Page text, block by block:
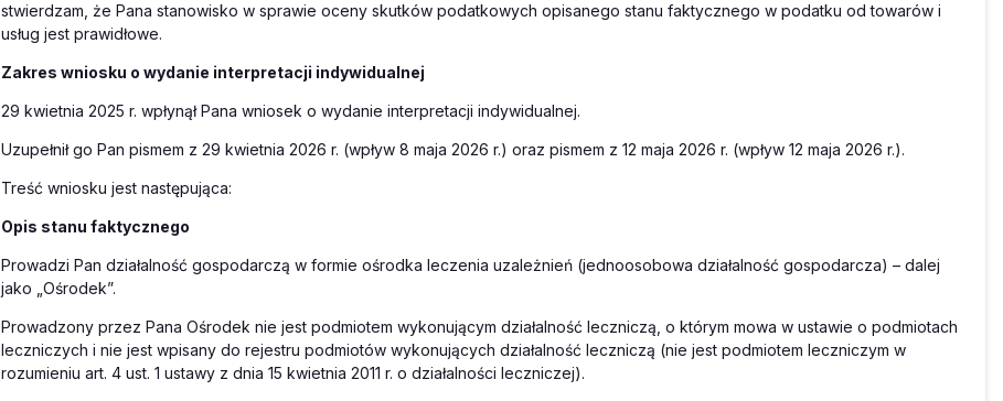
stwierdzam, że Pana stanowisko w sprawie oceny skutków podatkowych opisanego stanu faktycznego w podatku od towarów i
usług jest prawidłowe.
Zakres wniosku o wydanie interpretacji indywidualnej
29 kwietnia 2025 r. wpłynął Pana wniosek o wydanie interpretacji indywidualnej.
Uzupełnił go Pan pismem z 29 kwietnia 2026 r. (wpływ 8 maja 2026 r.) oraz pismem z 12 maja 2026 r. (wpływ 12 maja 2026 r.).
Treść wniosku jest następująca:
Opis stanu faktycznego
Prowadzi Pan działalność gospodarczą w formie ośrodka leczenia uzależnień (jednoosobowa działalność gospodarcza) – dalej
jako „Ośrodek”.
Prowadzony przez Pana Ośrodek nie jest podmiotem wykonującym działalność leczniczą, o którym mowa w ustawie o podmiotach
leczniczych i nie jest wpisany do rejestru podmiotów wykonujących działalność leczniczą (nie jest podmiotem leczniczym w
rozumieniu art. 4 ust. 1 ustawy z dnia 15 kwietnia 2011 r. o działalności leczniczej).